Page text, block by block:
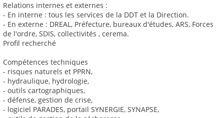
Relations internes et externes :
- En interne : tous les services de la DDT et la Direction.
- En externe : DREAL, Préfecture, bureaux d'études, ARS, Forces
de l'ordre, SDIS, collectivités , cerema.
Profil recherché
Compétences techniques
- risques naturels et PPRN,
- hydraulique, hydrologie,
- outils cartographiques,
- défense, gestion de crise,
- logiciel PARADES, portail SYNERGIE, SYNAPSE,